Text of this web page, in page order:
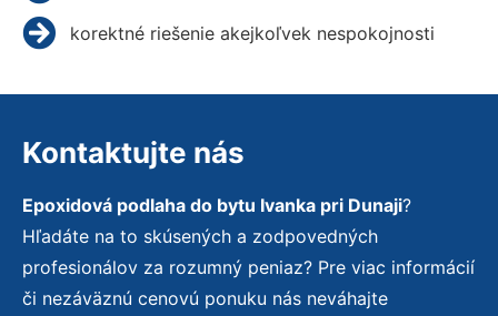
korektné riešenie akejkoľvek nespokojnosti
Kontaktujte nás
Epoxidová podlaha do bytu Ivanka pri Dunaji?
Hľadáte na to skúsených a zodpovedných
profesionálov za rozumný peniaz? Pre viac informácií
či nezáväznú cenovú ponuku nás neváhajte